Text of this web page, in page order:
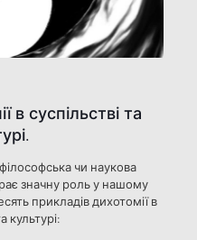
в суспільстві та
чи наукова
значну роль у нашому
прикладів дихотомії в
культурі: